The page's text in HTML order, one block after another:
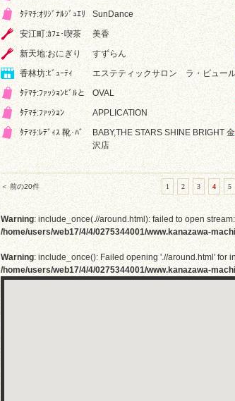
ﾀﾃﾏﾁ:ｵﾘｼﾞﾅﾙｼﾞｭｴﾘ
SunDance
安江町:ｶﾌｪ･喫茶
美香
新天地:おにぎり
すずらん
香林坊:ﾋﾞｭｰﾃｨ
エステティックサロン ラ・ピュー
ﾀﾃﾏﾁ:ﾌｧｯｼｮﾝﾋﾞﾙと
OVAL
ﾀﾃﾏﾁ:ﾌｧｯｼｮﾝ
APPLICATION
ﾀﾃﾏﾁ:ﾚﾃﾞｨｽ 靴･ﾊﾞ
BABY,THE STARS SHINE BRIGHT 金
沢店
＜ 前の20件 1 2 3 4 5
Warning: include_once(.//around.html): failed to open
/home/users/web17/4/4/0275344001/www.kanazawa-
Warning: include_once(): Failed opening './/around.html' for
/home/users/web17/4/4/0275344001/www.kanazawa-